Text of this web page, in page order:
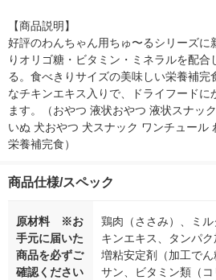
【商品説明】
好評のわんちゃん用ちゅ〜るシリーズに
りオリゴ糖・ビタミン・ミネラルを配
る。食べきりサイズの美味しい栄養補完
なチキンエキス入りで、ドライフードに
ます。（おやつ 液状おやつ 液状スナッ
いぬ 犬おやつ 犬スナック ワンチュール
栄養補完食）
商品仕様/スペック
原材料 ※お
手元に届いた
商品を必ずご
確認ください
鶏肉（ささみ）、ミ
キンエキス、タンパク
増粘安定剤（加工で
サン、ビタミン類（コ